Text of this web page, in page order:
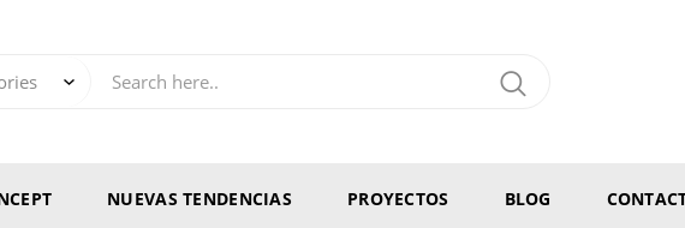
NUEVAS TENDENCIAS PROYECTOS BLOG